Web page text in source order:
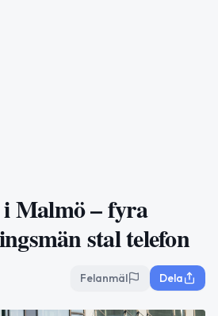
Malmö – fyra
stal telefon
Felanmäl Dela